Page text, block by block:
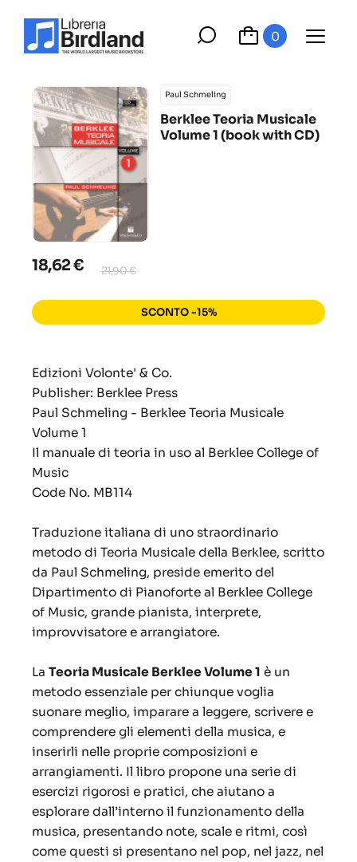
0
Paul Schmeling
Berklee Teoria Musicale
Volume 1 (book with CD)
18,62 € 21,90 €
SCONTO -15%
Edizioni Volonte' & Co.
Publisher: Berklee Press
Paul Schmeling - Berklee Teoria Musicale
Volume 1
Il manuale di teoria in uso al Berklee College of
Music
Code No. MB114
Traduzione italiana di uno straordinario
metodo di Teoria Musicale della Berklee, scritto
da Paul Schmeling, preside emerito del
Dipartimento di Pianoforte al Berklee College
of Music, grande pianista, interprete,
improvvisatore e arrangiatore.
La Teoria Musicale Berklee Volume 1 è un
metodo essenziale per chiunque voglia
suonare meglio, imparare a leggere, scrivere e
comprendere gli elementi della musica, e
inserirli nelle proprie composizioni e
arrangiamenti. Il libro propone una serie di
esercizi rigorosi e pratici, che aiutano a
esplorare dall’interno il funzionamento della
musica, presentando note, scale e ritmi, così
come questi si presentano nel pop, nel jazz, nel